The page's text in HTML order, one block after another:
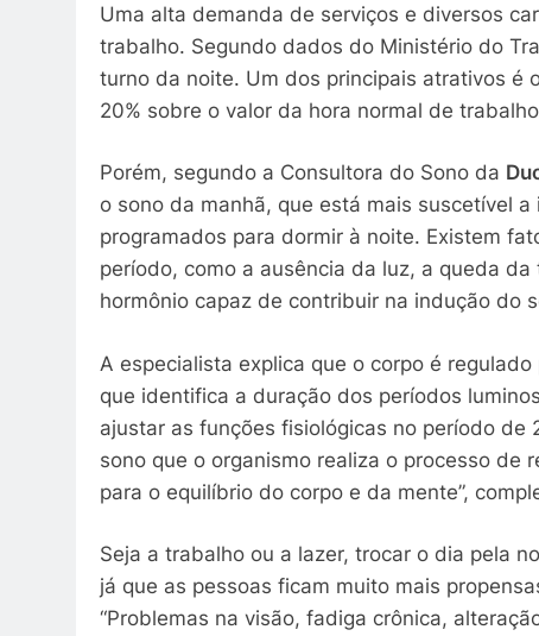
Uma alta demanda de serviços e diversos
trabalho. Segundo dados do Ministério do
turno da noite. Um dos principais atrativos é
20% sobre o valor da hora normal de
Porém, segundo a Consultora do Sono da
o sono da manhã, que está mais suscetível
programados para dormir à noite. Existem
período, como a ausência da luz, a queda
hormônio capaz de contribuir na indução do
A especialista explica que o corpo é
que identifica a duração dos períodos
ajustar as funções fisiológicas no período de
sono que o organismo realiza o processo de
para o equilíbrio do corpo e da mente”,
Seja a trabalho ou a lazer, trocar o dia pela
já que as pessoas ficam muito mais
“Problemas na visão, fadiga crônica,